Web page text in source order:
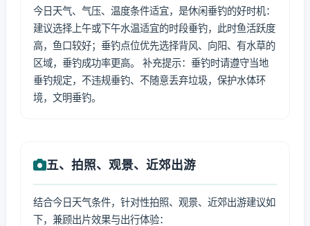
今日天气、气压、温度条件适宜，是休闲垂钓的好时机：
建议选择上午或下午水温适宜的时段垂钓，此时鱼活跃度
高，鱼口较好；垂钓点位优先选择背风、向阳、有水草的
区域，垂钓成功率更高。 补充提示：垂钓时请遵守当地
垂钓规定，不违规垂钓、不随意丢弃垃圾，保护水体环
境，文明垂钓。
五、拍照、观景、近郊出游
结合今日天气条件，针对性拍照、观景、近郊出游建议如
下，兼顾出片效果与出行体验：